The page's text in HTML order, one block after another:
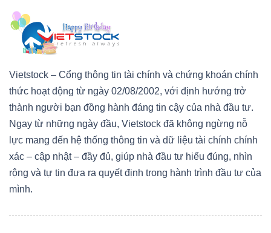
Vietstock – Cổng thông tin tài chính và chứng khoán chính
thức hoạt động từ ngày 02/08/2002, với định hướng trở
thành người bạn đồng hành đáng tin cậy của nhà đầu tư.
Ngay từ những ngày đầu, Vietstock đã không ngừng nỗ
lực mang đến hệ thống thông tin và dữ liệu tài chính chính
xác – cập nhật – đầy đủ, giúp nhà đầu tư hiểu đúng, nhìn
rộng và tự tin đưa ra quyết định trong hành trình đầu tư của
mình.